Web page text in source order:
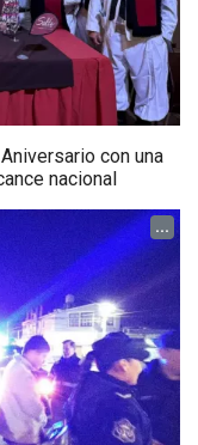
con una
nacional
...